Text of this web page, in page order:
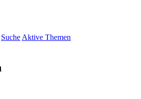
SucheAktive Themen